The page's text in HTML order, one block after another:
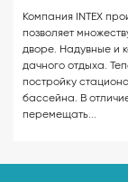
Компания INTEX
позволяет
дворе. Надувные и
дачного отдыха.
постройку
бассейна. В
перемещать...